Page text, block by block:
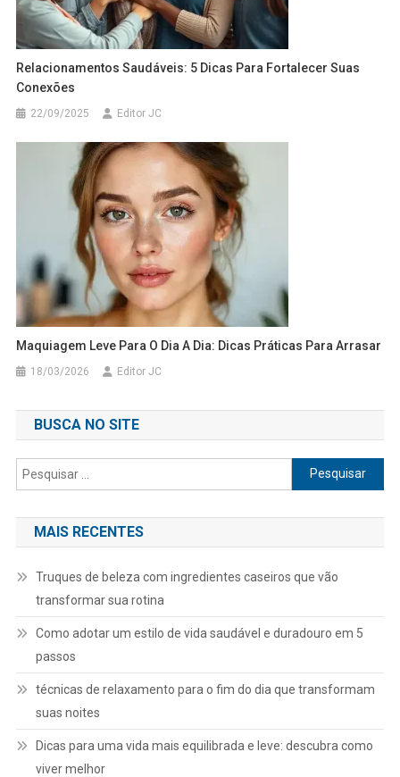
Relacionamentos Saudáveis: 5 Dicas Para Fortalecer Suas
Conexões
22/09/2025 Editor JC
Maquiagem Leve Para O Dia A Dia: Dicas Práticas Para Arrasar
18/03/2026 Editor JC
BUSCA NO SITE
Pesquisar
por:
MAIS RECENTES
Truques de beleza com ingredientes caseiros que vão
transformar sua rotina
Como adotar um estilo de vida saudável e duradouro em 5
passos
técnicas de relaxamento para o fim do dia que transformam
suas noites
Dicas para uma vida mais equilibrada e leve: descubra como
viver melhor